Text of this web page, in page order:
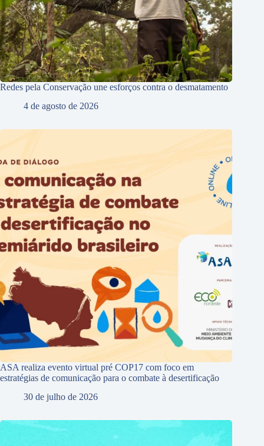
Redes pela Conservação une esforços contra o desmatamento
4 de agosto de 2026
ASA realiza evento virtual pré COP17 com foco em
estratégias de comunicação para o combate à desertificação
30 de julho de 2026